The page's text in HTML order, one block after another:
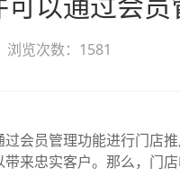
浏览次数： 1581
员管理功能进行门店推
来忠实客户。那么，门